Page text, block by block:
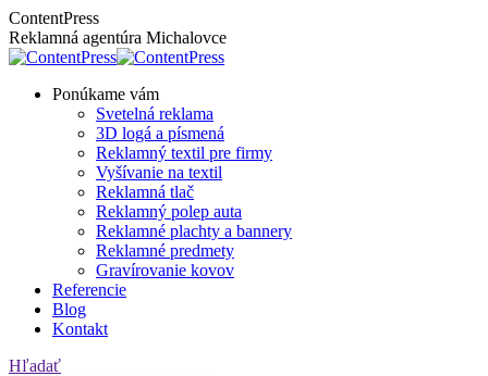
Skip
to
content
Facebook
page
opens
new
Instagram
page
opens
new
ContentPress
Reklamná agentúra Michalovce
Ponúkame vám
Svetelná reklama
3D logá a písmená
Reklamný textil pre firmy
Vyšívanie na textil
Reklamná tlač
Reklamný polep auta
Reklamné plachty a bannery
Reklamné predmety
Gravírovanie kovov
Referencie
Blog
Kontakt
Search:
Hľadať